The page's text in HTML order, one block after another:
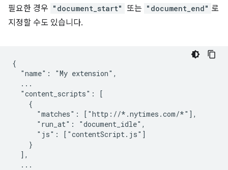
필요한 경우 "document_start" 또는 "document_end" 로
지정할 수도 있습니다.
{
  "name": "My extension",
  ...
  "content_scripts": [
    {
      "matches": ["http://*.nytimes.com/*"],
      "run_at": "document_idle",
      "js": ["contentScript.js"]
    }
  ],
  ...